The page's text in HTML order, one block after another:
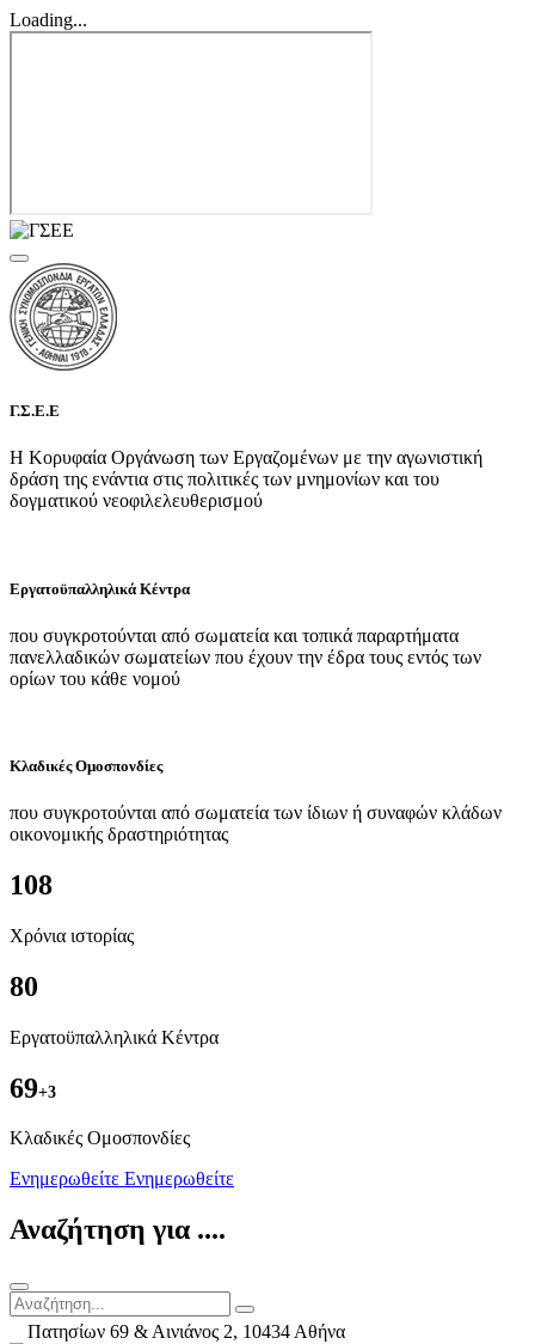
Loading...
Γ.Σ.Ε.Ε
Η Κορυφαία Οργάνωση των Εργαζομένων με την αγωνιστική
δράση της ενάντια στις πολιτικές των μνημονίων και του
δογματικού νεοφιλελευθερισμού
Εργατοϋπαλληλικά Κέντρα
που συγκροτούνται από σωματεία και τοπικά παραρτήματα
πανελλαδικών σωματείων που έχουν την έδρα τους εντός των
ορίων του κάθε νομού
Κλαδικές Ομοσπονδίες
που συγκροτούνται από σωματεία των ίδιων ή συναφών κλάδων
οικονομικής δραστηριότητας
108
Χρόνια ιστορίας
80
Εργατοϋπαλληλικά Κέντρα
69+3
Kλαδικές Ομοσπονδίες
Ενημερωθείτε Ενημερωθείτε
Αναζήτηση για ....
Πατησίων 69 & Αινιάνος 2, 10434 Αθήνα